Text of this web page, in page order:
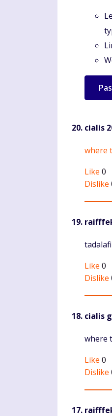
cialis
where
Like 0
Dislike
Like 0
Dislike
cialis
where
Like 0
Dislike